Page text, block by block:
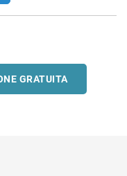
GRATUITA